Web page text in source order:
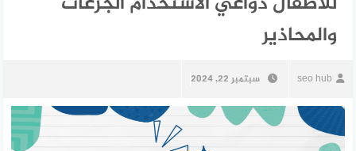
والمحاذير
seo hub سبتمبر 22, 2024